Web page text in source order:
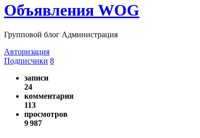
Объявления WOG
Групповой блог Администрация
Авторизация
Подписчики 8
записи
24
комментария
113
просмотров
9 987